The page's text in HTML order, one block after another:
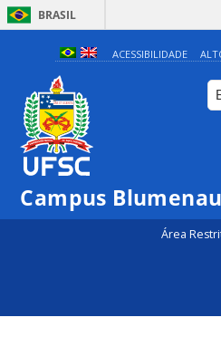
BRASIL
ACESSIBILIDADE
Campus Blumenau
Área